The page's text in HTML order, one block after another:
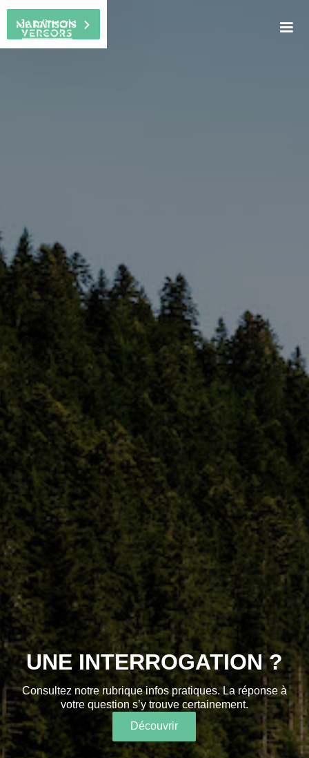
Je m'inscris
UNE INTERROGATION ?
Consultez notre rubrique infos pratiques. La réponse à
votre question s’y trouve certainement.
Découvrir